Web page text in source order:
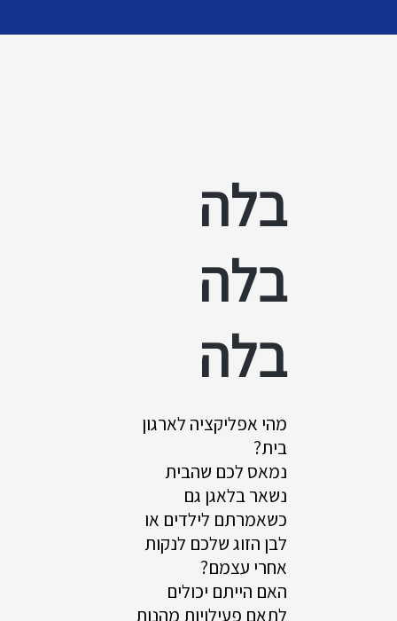
בלה
בלה
בלה
מהי אפליקציה לארגון
בית?
נמאס לכם שהבית
נשאר בלאגן גם
כשאמרתם לילדים או
לבן הזוג שלכם לנקות
אחרי עצמם?
האם הייתם יכולים
לתאם פעילויות מהנות